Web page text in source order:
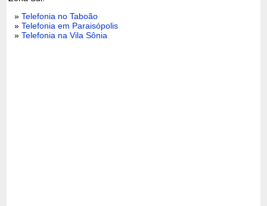
»Telefonia no Taboão
»Telefonia em Paraisópolis
»Telefonia na Vila Sônia